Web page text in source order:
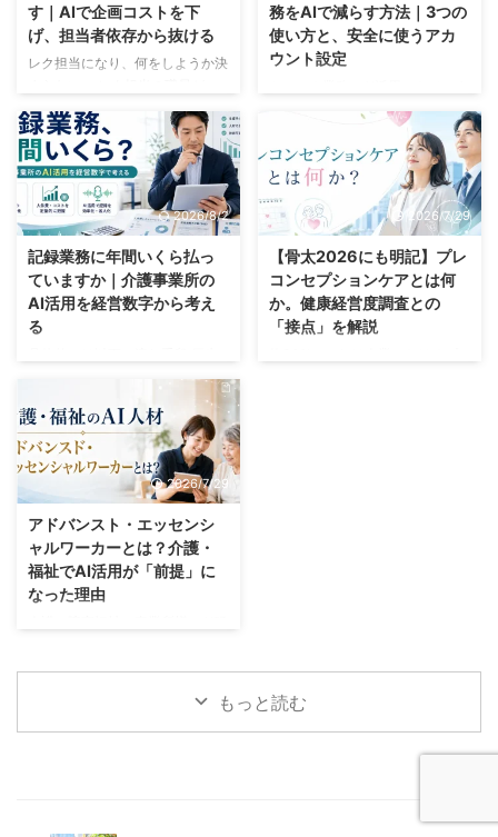
す｜AIで企画コストを下
げ、担当者依存から抜ける
レク担当になり、何をしようか決
パソコンの前で企画表を開いたま
ま止まっている。 「先月は何を
やったっけ」「これ、去年もやっ
たな」「Aさんは車椅子だから、
この内容だと参加できない」 30
分ほど画面を見て、結局その日は
決まらず、続きは家で考えること
になる。 この光景に見覚えのあ
る管理者やレク担当になったかは
多いはずです。 そして問題は、
何の生産性もなく担当者の時間だ
務をAIで減らす方法｜3つの
使い方と、安全に使うアカ
ウント設定
すか？ 「実際の業務で使えるの
だろうか？」 「個人情報がある
ので使ってはダメでしょ」 そう
思われているかもしれませんが、
結論、AIは使えます。ただし「業
務用アカウント」が前提です 介
の専門職です。ところが一日を振
り返ると、人と向き合っていた時
間より、文字を打っていた時間の
ほうが長い。そんな日は珍しくあ
2026/8/2
記録業務に年間いくら払っ
ていますか｜介護事業所の
AI活用を経営数字から考え
る
労働省の「介護サービス事業にお
ける生産性向上に資するガイドラ
イン」では、タブレット端末の活
用や記録・報告方法の見直しによ
り、職員1人当たりの記録作業時
間が月170.4分削減され、帳票も
ています。 月およそ3時間弱。1
人分だとピンときませんが、30
人の事業所なら月85時間です。
現場では「記録が終わらない」と
2026/7/29
【骨太2026にも明記】プレ
コンセプションケアとは何
か。健康経営度調査との
「接点」を解説
2026/7/29
アドバンスト・エッセンシ
ャルワーカーとは？介護・
福祉でAI活用が「前提」に
なった理由
給料は上がるんですか」 正直な
質問だと思います。記録が早く終
もっと読む